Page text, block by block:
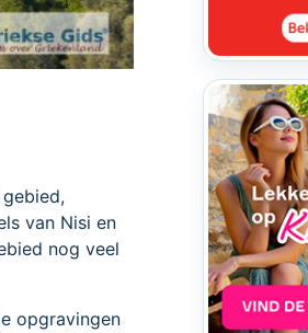
van Nisi en
nog veel
opgravingen